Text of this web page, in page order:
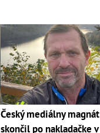
Český mediálny magnát
skončil po nakladačke v